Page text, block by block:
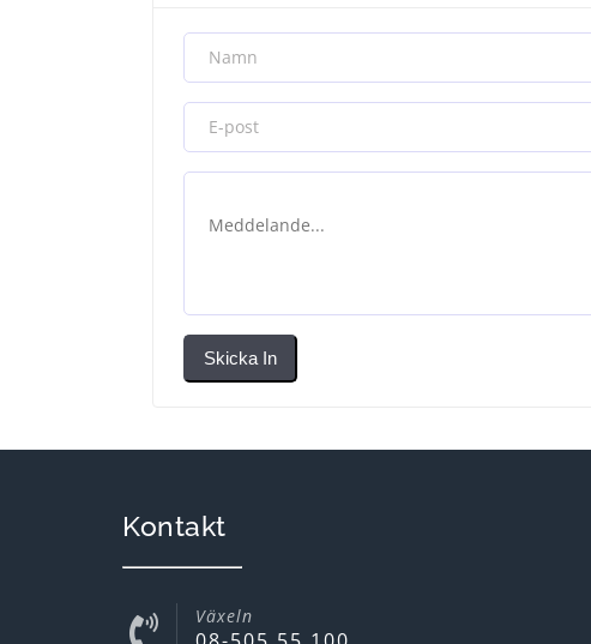
Skicka In
Kontakt
Växeln